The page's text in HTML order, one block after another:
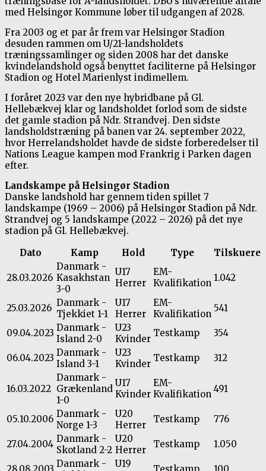
med Helsingør Kommune løber til udgangen af 2028.
Fra 2003 og et par år frem var Helsingør Stadion
desuden rammen om U/21-landsholdets
træningssamlinger og siden 2008 har det danske
kvindelandshold også benyttet faciliterne på Helsingør
Stadion og Hotel Marienlyst indimellem.
I foråret 2023 var den nye hybridbane på Gl.
Hellebækvej klar og landsholdet forlod som de sidste
det gamle stadion på Ndr. Strandvej. Den sidste
landsholdstræning på banen var 24. september 2022,
hvor Herrelandsholdet havde de sidste forberedelser til
Nations League kampen mod Frankrig i Parken dagen
efter.
Landskampe på Helsingør Stadion
Danske landshold har gennem tiden spillet 7
landskampe (1969 – 2006) på Helsingør Stadion på Ndr.
Strandvej og 5 landskampe (2022 – 2026) på det nye
stadion på Gl. Hellebækvej.
Dato
Kamp Hold Type Tilskuere
28.03.2026
Danmark -
Kasakhstan
3-0
U17
Herrer
EM-
Kvalifikation 1.042
25.03.2026 Danmark -
Tjekkiet 1-1
U17
Herrer
EM-
Kvalifikation
541
09.04.2023 Danmark -
Island 2-0
U23
Kvinder
Testkamp 354
06.04.2023 Danmark -
Island 3-1
U23
Kvinder
Testkamp 312
16.03.2022
Danmark -
Grækenland
1-0
U17
Kvinder
EM-
Kvalifikation 491
05.10.2006 Danmark -
Norge 1-3
U20
Herrer
Testkamp 776
27.04.2004 Danmark -
Skotland 2-2
U20
Herrer
Testkamp 1.050
Danmark -
U19